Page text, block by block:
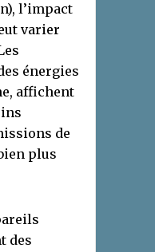
l’impact
varier
énergies
affichent
de
plus
des